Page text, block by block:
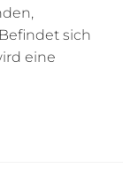
sich
eine